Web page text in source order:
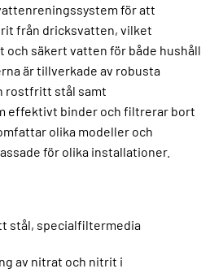
för att
från dricksvatten, vilket
och säkert vatten för både hushåll
är tillverkade av robusta
rostfritt stål samt
effektivt binder och filtrerar bort
olika modeller och
för olika installationer.
stål, specialfiltermedia
av nitrat och nitrit i